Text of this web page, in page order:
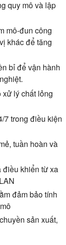
quy mô và lập
mô-đun công
khác để tăng
bỉ để vận hành
xử lý chất lỏng
7 trong điều kiện
tuần hoàn và
điều khiển từ xa
đảm bảo tính
sản xuất,